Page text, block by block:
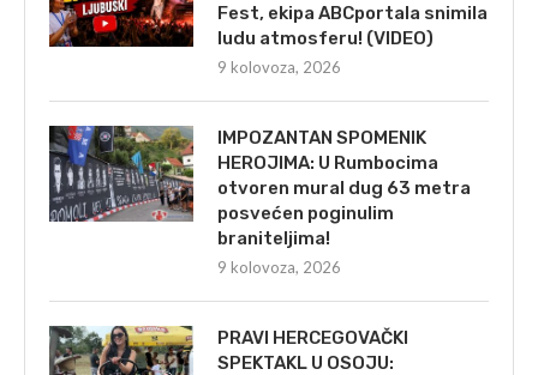
Fest, ekipa ABCportala snimila
ludu atmosferu! (VIDEO)
9 kolovoza, 2026
IMPOZANTAN SPOMENIK
HEROJIMA: U Rumbocima
otvoren mural dug 63 metra
posvećen poginulim
braniteljima!
9 kolovoza, 2026
PRAVI HERCEGOVAČKI
SPEKTAKL U OSOJU: